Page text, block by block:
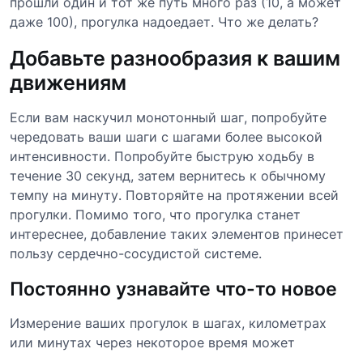
даже 100), прогулка надоедает. Что же делать?
Добавьте разнообразия к вашим
движениям
Если вам наскучил монотонный шаг, попробуйте
чередовать ваши шаги с шагами более высокой
интенсивности. Попробуйте быструю ходьбу в
течение 30 секунд, затем вернитесь к обычному
темпу на минуту. Повторяйте на протяжении всей
прогулки. Помимо того, что прогулка станет
интереснее, добавление таких элементов принесет
пользу сердечно-сосудистой системе.
Постоянно узнавайте что-то новое
Измерение ваших прогулок в шагах, километрах
или минутах через некоторое время может